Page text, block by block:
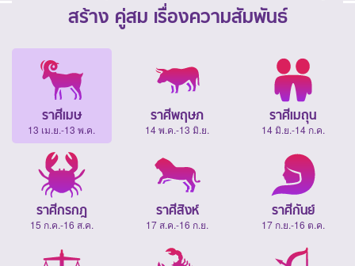
สร้าง คู่สม เรื่องความสัมพันธ์
ราศีเมษ
13 เม.ย.-13 พ.ค.
ราศีพฤษภ
14 พ.ค.-13 มิ.ย.
ราศีเมถุน
14 มิ.ย.-14 ก.ค.
ราศีกรกฎ
15 ก.ค.-16 ส.ค.
ราศีสิงห์
17 ส.ค.-16 ก.ย.
ราศีกันย์
17 ก.ย.-16 ต.ค.